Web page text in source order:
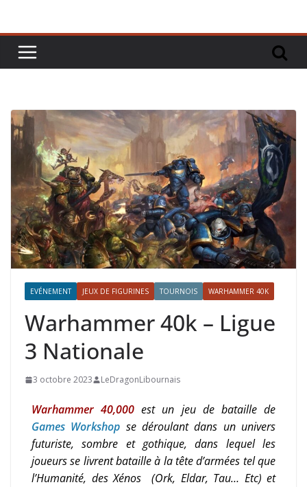
EVÉNEMENT JEUX DE FIGURINES TOURNOIS WARHAMMER 40K
Warhammer 40k – Ligue
3 Nationale
3 octobre 2023 LeDragonLibournais
Warhammer 40,000 est un jeu de bataille de
Games Workshop se déroulant dans un univers
futuriste, sombre et gothique, dans lequel les
joueurs se livrent bataille à la tête d’armées tel que
l’Humanité, des Xénos (Ork, Eldar, Tau… Etc) et